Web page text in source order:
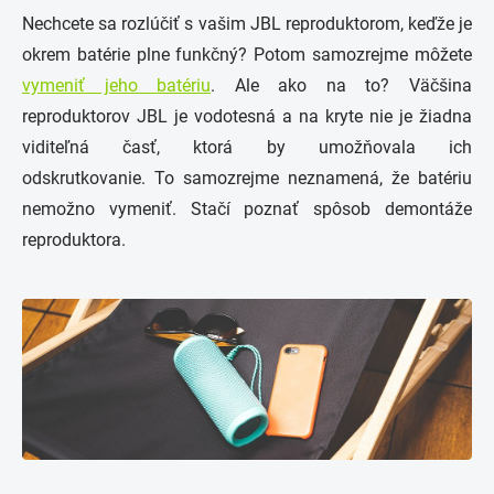
Nechcete sa rozlúčiť s vašim JBL reproduktorom, keďže je
okrem batérie plne funkčný? Potom samozrejme môžete
vymeniť jeho batériu. Ale ako na to? Väčšina
reproduktorov JBL je vodotesná a na kryte nie je žiadna
viditeľná časť, ktorá by umožňovala ich
odskrutkovanie. To samozrejme neznamená, že batériu
nemožno vymeniť. Stačí poznať spôsob demontáže
reproduktora.